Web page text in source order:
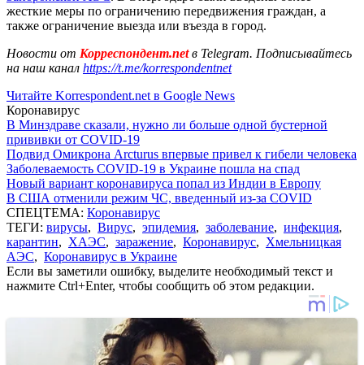
жесткие меры по ограничению передвижения граждан, а
также ограничение выезда или въезда в город.
Новости от Корреспондент.netв Telegram. Подписывайтесь
на наш канал https://t.me/korrespondentnet
Читайте Korrespondent.net в Google News
Коронавирус
В Минздраве сказали, нужно ли больше одной бустерной
прививки от COVID-19
Подвид Омикрона Arcturus впервые привел к гибели человека
Заболеваемость COVID-19 в Украине пошла на спад
Новый вариант коронавируса попал из Индии в Европу
В США отменили режим ЧС, введенный из-за COVID
СПЕЦТЕМА: Коронавирус
ТЕГИ: вирусы, Вирус, эпидемия, заболевание, инфекция,
карантин, ХАЭС, заражение, Коронавирус, Хмельницкая
АЭС, Коронавирус в Украине
Если вы заметили ошибку, выделите необходимый текст и
нажмите Ctrl+Enter, чтобы сообщить об этом редакции.